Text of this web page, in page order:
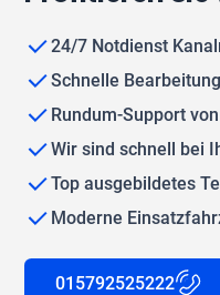
24/7 Notdienst
Schnelle
Rundum-Support
Wir sind schnell bei
Top ausgebildetes
Moderne
015792525222